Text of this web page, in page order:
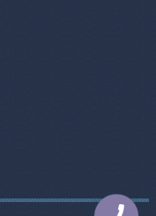
КНОПКА